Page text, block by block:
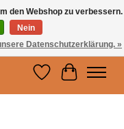
Wunschzettel
Ihr
den Webshop zu verbessern.
Nein
Datenschutzerklärung. »